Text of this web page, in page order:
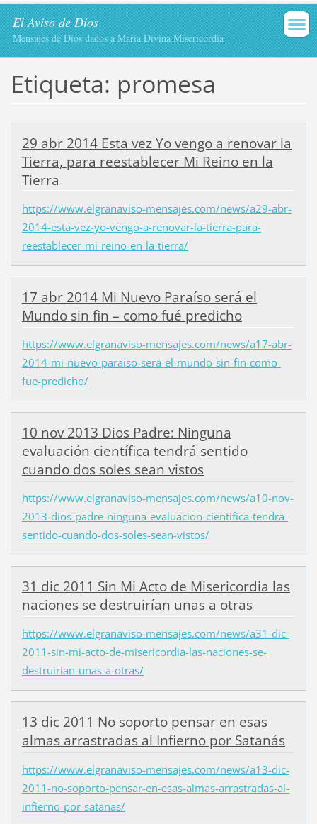
El Aviso de Dios
Mensajes de Dios dados a María Divina Misericordia
Etiqueta: promesa
29 abr 2014 Esta vez Yo vengo a renovar la
Tierra, para reestablecer Mi Reino en la
Tierra
https://www.elgranaviso-mensajes.com/news/a29-abr-
2014-esta-vez-yo-vengo-a-renovar-la-tierra-para-
reestablecer-mi-reino-en-la-tierra/
17 abr 2014 Mi Nuevo Paraíso será el
Mundo sin fin – como fué predicho
https://www.elgranaviso-mensajes.com/news/a17-abr-
2014-mi-nuevo-paraiso-sera-el-mundo-sin-fin-como-
fue-predicho/
10 nov 2013 Dios Padre: Ninguna
evaluación científica tendrá sentido
cuando dos soles sean vistos
https://www.elgranaviso-mensajes.com/news/a10-nov-
2013-dios-padre-ninguna-evaluacion-cientifica-tendra-
sentido-cuando-dos-soles-sean-vistos/
31 dic 2011 Sin Mi Acto de Misericordia las
naciones se destruirían unas a otras
https://www.elgranaviso-mensajes.com/news/a31-dic-
2011-sin-mi-acto-de-misericordia-las-naciones-se-
destruirian-unas-a-otras/
13 dic 2011 No soporto pensar en esas
almas arrastradas al Infierno por Satanás
https://www.elgranaviso-mensajes.com/news/a13-dic-
2011-no-soporto-pensar-en-esas-almas-arrastradas-al-
infierno-por-satanas/